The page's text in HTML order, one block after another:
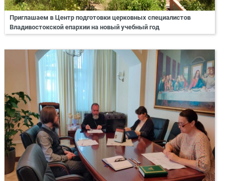
Приглашаем в Центр подготовки церковных специалистов
Владивостокской епархии на новый учебный год